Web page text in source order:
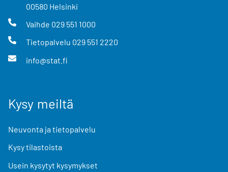
00580 Helsinki
Vaihde 029 551 1000
Tietopalvelu 029 551 2220
info@stat.fi
Kysy meiltä
Neuvonta ja tietopalvelu
Kysy tilastoista
Usein kysytyt kysymykset